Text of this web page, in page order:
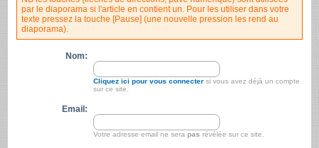
par le diaporama si l'article en contient un. Pour les utiliser dans votre
texte pressez la touche [Pause] (une nouvelle pression les rend au
diaporama).
Nom:
Cliquez ici pour vous connecter si vous avez déjà un compte
sur ce site.
Email:
Votre adresse email ne sera pas révélée sur ce site.